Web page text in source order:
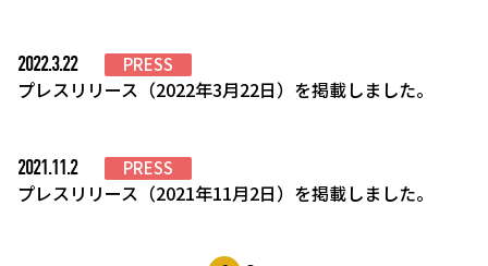
2022.3.22 PRESS
プレスリリース（2022年3月22日）を掲載しました。
2021.11.2 PRESS
プレスリリース（2021年11月2日）を掲載しました。